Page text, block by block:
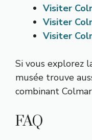
Visiter
Visiter
Visiter
Si vous explorez
musée trouve
combinant
FAQ